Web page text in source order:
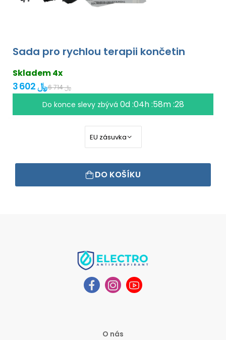
Sada pro rychlou terapii končetin
Skladem 4x
3 602 ﷼ 6 714 ﷼
Do konce slevy zbývá 0d :04h :58m :27
DO KOŠÍKU
O nás